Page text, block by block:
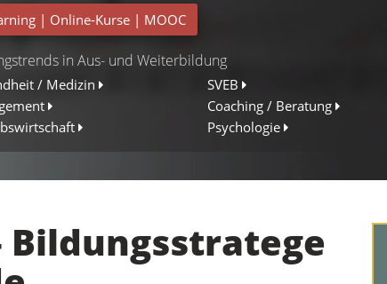
| Online-Kurse | MOOC
in Aus- und Weiterbildung
/ Medizin SVEB
Coaching / Beratung
Psychologie
Bildungsstratege